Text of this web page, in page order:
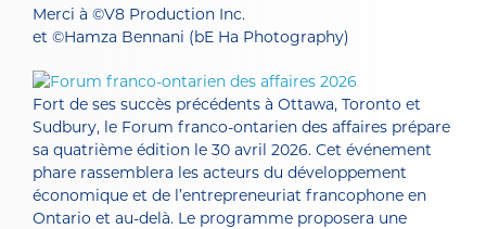
Merci à ©V8 Production Inc.
et ©Hamza Bennani (bE Ha Photography)
Fort de ses succès précédents à Ottawa, Toronto et
Sudbury, le Forum franco-ontarien des affaires prépare
sa quatrième édition le 30 avril 2026. Cet événement
phare rassemblera les acteurs du développement
économique et de l’entrepreneuriat francophone en
Ontario et au-delà. Le programme proposera une